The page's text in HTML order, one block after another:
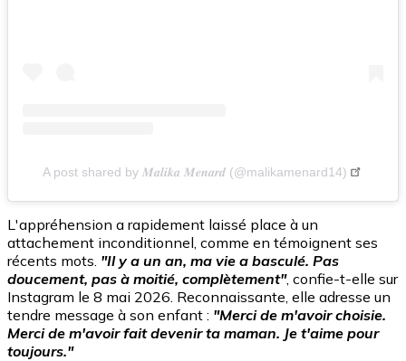
A post shared by 𝑴𝒂𝒍𝒊𝒌𝒂 𝑴𝒆𝒏𝒂𝒓𝒅 (@malikamenard14)
L'appréhension a rapidement laissé place à un
attachement inconditionnel, comme en témoignent ses
récents mots. "Il y a un an, ma vie a basculé. Pas
doucement, pas à moitié, complètement", confie-t-elle sur
Instagram le 8 mai 2026. Reconnaissante, elle adresse un
tendre message à son enfant : "Merci de m'avoir choisie.
Merci de m'avoir fait devenir ta maman. Je t'aime pour
toujours."